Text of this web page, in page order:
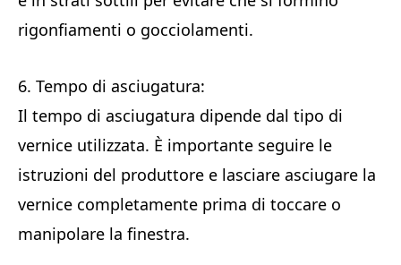
rigonfiamenti o gocciolamenti.
6. Tempo di asciugatura:
Il tempo di asciugatura dipende dal tipo di
vernice utilizzata. È importante seguire le
istruzioni del produttore e lasciare asciugare la
vernice completamente prima di toccare o
manipolare la finestra.